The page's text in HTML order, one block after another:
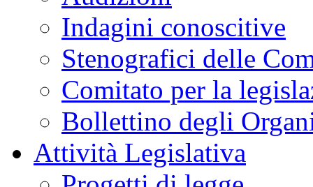
Indagini conoscitive
Stenografici delle
Comitato per la
Bollettino degli
Attività Legislativa